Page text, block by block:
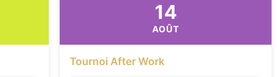
14
AOÛT
Tournoi After Work